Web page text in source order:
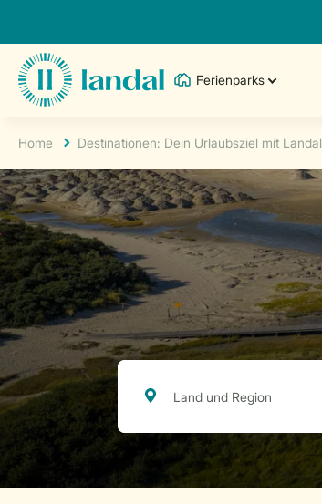
Ferienparks
Home Destinationen: Dein Urlaubsziel mit Landal